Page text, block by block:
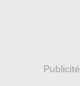
Publicité